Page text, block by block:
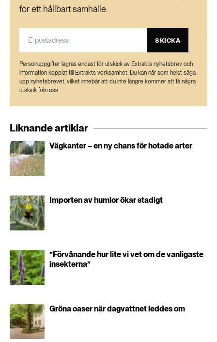
för ett hållbart samhälle.
SKICKA
Personuppgifter lagras endast för utskick av Extrakts nyhetsbrev och
information kopplat till Extrakts verksamhet. Du kan när som helst säga
upp nyhetsbrevet, vilket innebär att du inte längre kommer att få några
utskick från oss.
Liknande artiklar
Vägkanter – en ny chans för hotade arter
Importen av humlor ökar stadigt
”Förvånande hur lite vi vet om de vanligaste
insekterna”
Gröna oaser när dagvattnet leddes om